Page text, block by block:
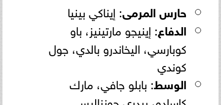
حارس المرمى: إيناكي بينيا
الدفاع: إينيجو مارتينيز، باو
كوبارسي، اليخاندرو بالدي، جول
كوندي
الوسط: بابلو جافي، مارك